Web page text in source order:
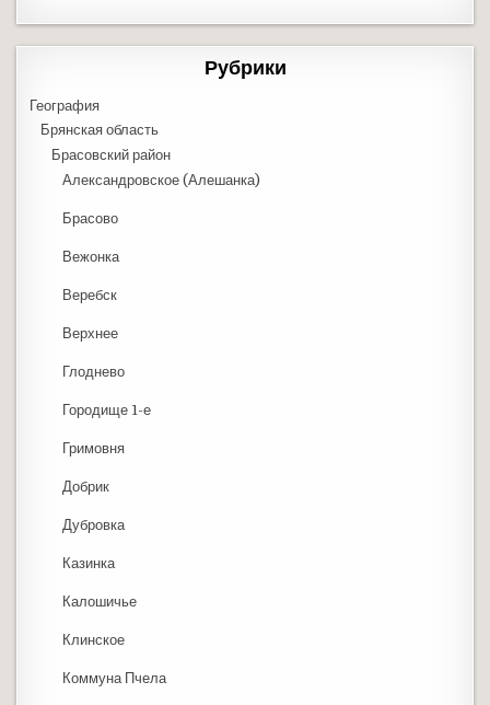
Рубрики
География
Брянская область
Брасовский район
Александровское (Алешанка)
Брасово
Вежонка
Веребск
Верхнее
Глоднево
Городище 1-е
Гримовня
Добрик
Дубровка
Казинка
Калошичье
Клинское
Коммуна Пчела